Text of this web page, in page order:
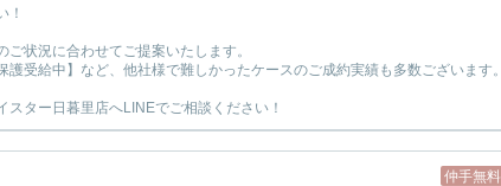
！
状況に合わせてご提案いたします。
護受給中】など、他社様で難しかったケースのご成約実績も多数ございます。
ター日暮里店へLINEでご相談ください！
仲手無料